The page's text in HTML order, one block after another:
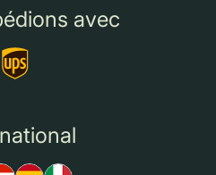
avec